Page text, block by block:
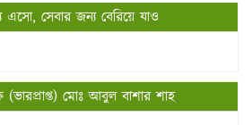
এসো, সেবার জন্য বেরিয়ে যাও
(ভারপ্রাপ্ত) মোঃ আবুল বাশার শাহ